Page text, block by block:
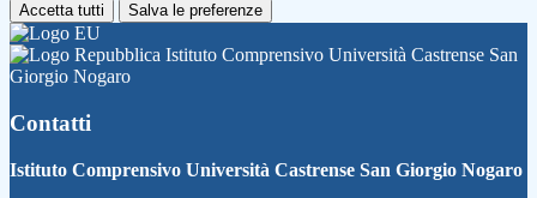
Accetta tutti Salva le preferenze
Istituto Comprensivo Università Castrense San
Giorgio Nogaro
Contatti
Istituto Comprensivo Università Castrense San Giorgio Nogaro